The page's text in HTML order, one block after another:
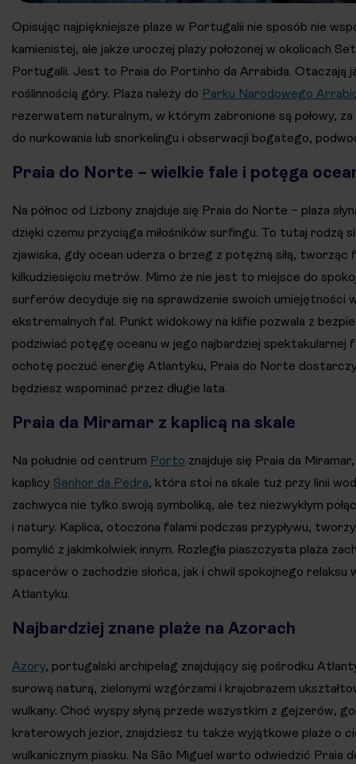
Opisując najpiękniejsze plaże w Portugalii nie sposób nie
kamienistej, ale jakże uroczej plaży położonej w okolicach
Portugalii. Jest to Praia do Portinho da Arrabida. Otaczają
roślinnością góry. Plaża należy do Parku Narodowego
rezerwatem naturalnym, w którym zabronione są połowy,
do nurkowania lub snorkelingu i obserwacji bogatego,
Praia do Norte – wielkie fale i potęga
Na północ od Lizbony znajduje się Praia do Norte – plaża
dzięki czemu przyciąga miłośników surfingu. To tutaj rodzą
zjawiska, gdy ocean uderza o brzeg z potężną siłą, tworząc
kilkudziesięciu metrów. Mimo że nie jest to miejsce do
surferów decyduje się na sprawdzenie swoich umiejętności
ekstremalnych fal. Punkt widokowy na klifie pozwala z
podziwiać potęgę oceanu w jego najbardziej spektakularnej
ochotę poczuć energię Atlantyku, Praia do Norte
będziesz wspominać przez długie lata.
Praia da Miramar z kaplicą na skale
Na południe od centrum Porto znajduje się Praia da Miramar,
kaplicy Senhor da Pedra, która stoi na skale tuż przy linii
zachwyca nie tylko swoją symboliką, ale też niezwykłym
i natury. Kaplica, otoczona falami podczas przypływu,
pomylić z jakimkolwiek innym. Rozległa piaszczysta plaża
spacerów o zachodzie słońca, jak i chwil spokojnego
Atlantyku.
Najbardziej znane plaże na Azorach
Azory, portugalski archipelag znajdujący się pośrodku
surową naturą, zielonymi wzgórzami i krajobrazem
wulkany. Choć wyspy słyną przede wszystkim z gejzerów,
kraterowych jezior, znajdziesz tu także wyjątkowe plaże o
wulkanicznym piasku. Na São Miguel warto odwiedzić Praia